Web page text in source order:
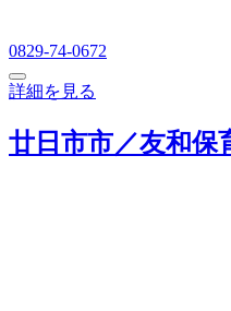
0829-74-0672
詳細を見る
廿日市市／友和保